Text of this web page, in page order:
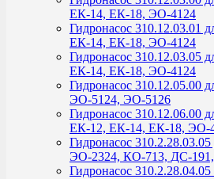
ЕК-14, ЕК-18, ЭО-4124
Гидронасос 310.12.03.01
ЕК-14, ЕК-18, ЭО-4124
Гидронасос 310.12.03.05
ЕК-14, ЕК-18, ЭО-4124
Гидронасос 310.12.05.00
ЭО-5124, ЭО-5126
Гидронасос 310.12.06.00
ЕК-12, ЕК-14, ЕК-18, ЭО-
Гидронасос
ЭО-2324, КО-713, ДС-
Гидронасос